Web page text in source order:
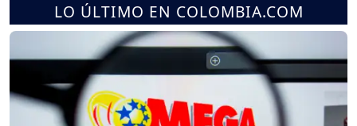
LO ÚLTIMO EN COLOMBIA.COM